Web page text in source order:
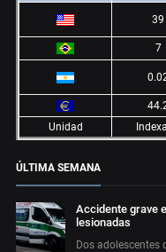
39
7
Unidad
ÚLTIMA SEMANA
Accidente grave
lesionadas
Dos adolescentes